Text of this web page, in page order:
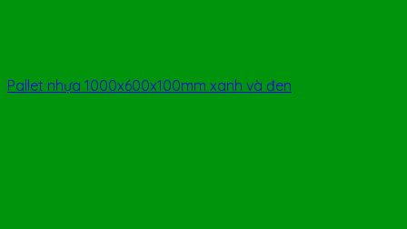
Pallet nhựa 1000x600x100mm xanh và đen